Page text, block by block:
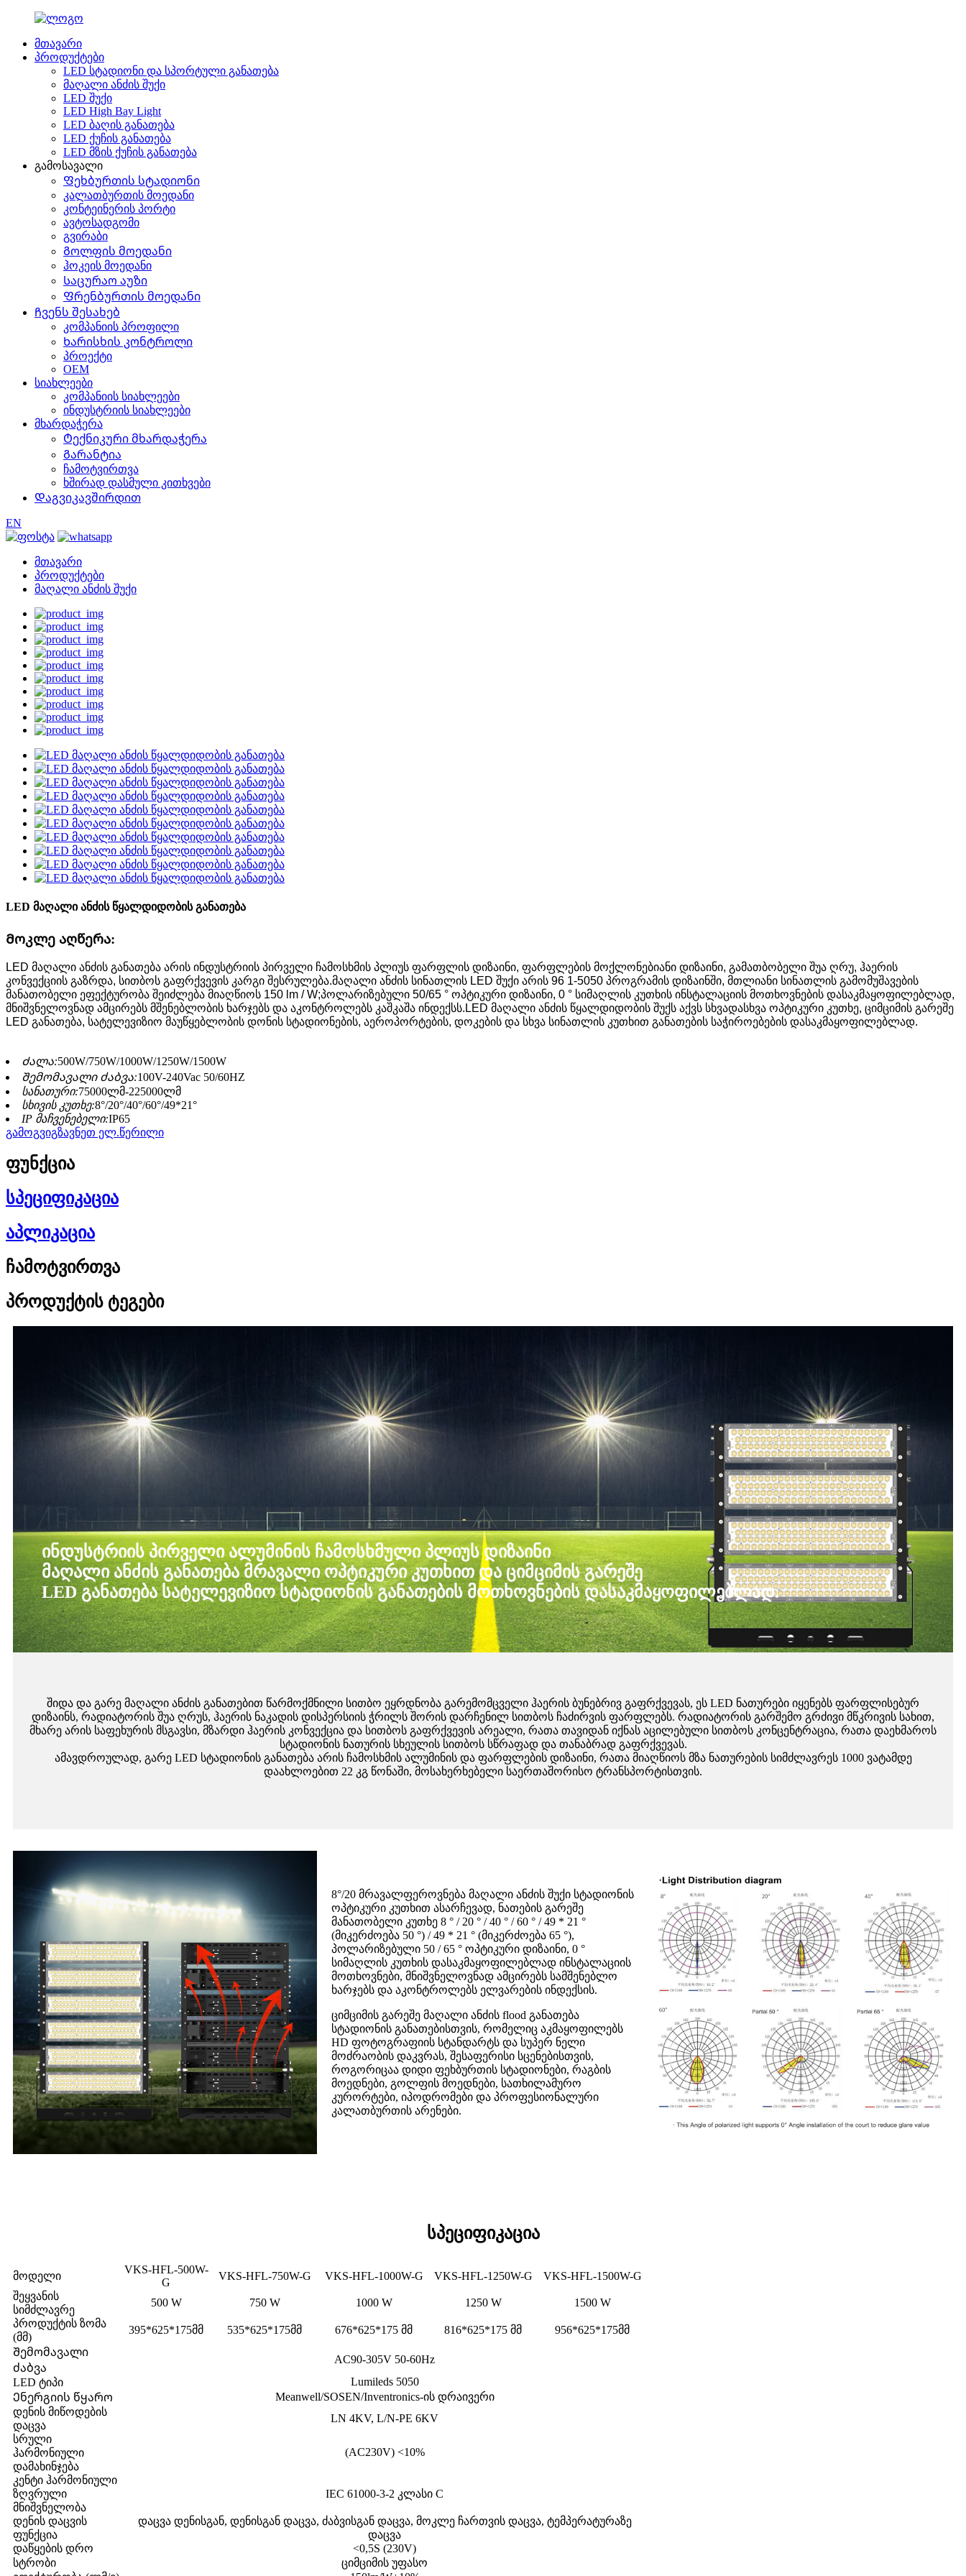
მთავარი
პროდუქტები
LED სტადიონი და სპორტული განათება
მაღალი ანძის შუქი
LED შუქი
LED High Bay Light
LED ბაღის განათება
LED ქუჩის განათება
LED მზის ქუჩის განათება
გამოსავალი
Ფეხბურთის სტადიონი
კალათბურთის მოედანი
კონტეინერის პორტი
ავტოსადგომი
გვირაბი
Გოლფის მოედანი
ჰოკეის მოედანი
Საცურაო აუზი
Ფრენბურთის მოედანი
Ჩვენს შესახებ
კომპანიის პროფილი
Ხარისხის კონტროლი
პროექტი
OEM
სიახლეები
კომპანიის სიახლეები
ინდუსტრიის სიახლეები
მხარდაჭერა
Ტექნიკური მხარდაჭერა
Გარანტია
ჩამოტვირთვა
ხშირად დასმული კითხვები
Დაგვიკავშირდით
EN
მთავარი
პროდუქტები
მაღალი ანძის შუქი
LED მაღალი ანძის წყალდიდობის განათება
Მოკლე აღწერა:
LED მაღალი ანძის განათება არის ინდუსტრიის პირველი ჩამოსხმის პლიუს ფარფლის დიზაინი, ფარფლების მოქლონებიანი დიზაინი, გამათბობელი შუა ღრუ, ჰაერის
კონვექციის გაზრდა, სითბოს გაფრქვევის კარგი შესრულება.მაღალი ანძის სინათლის LED შუქი არის 96 1-5050 პროგრამის დიზაინში, მთლიანი სინათლის გამომუშავების
მანათობელი ეფექტურობა შეიძლება მიაღწიოს 150 lm / W;პოლარიზებული 50/65 ° ოპტიკური დიზაინი, 0 ° სიმაღლის კუთხის ინსტალაციის მოთხოვნების დასაკმაყოფილებლად,
მნიშვნელოვნად ამცირებს მშენებლობის ხარჯებს და აკონტროლებს კაშკაშა ინდექსს.LED მაღალი ანძის წყალდიდობის შუქს აქვს სხვადასხვა ოპტიკური კუთხე, ციმციმის გარეშე
LED განათება, სატელევიზიო მაუწყებლობის დონის სტადიონების, აეროპორტების, დოკების და სხვა სინათლის კუთხით განათების საჭიროებების დასაკმაყოფილებლად.
Ძალა:500W/750W/1000W/1250W/1500W
Შემომავალი ძაბვა:100V-240Vac 50/60HZ
სანათური:75000ლმ-225000ლმ
სხივის კუთხე:8°/20°/40°/60°/49*21°
IP მაჩვენებელი:IP65
გამოგვიგზავნეთ ელ.წერილი
ფუნქცია
სპეციფიკაცია
აპლიკაცია
ჩამოტვირთვა
პროდუქტის ტეგები
ინდუსტრიის პირველი ალუმინის ჩამოსხმული პლიუს დიზაინი
მაღალი ანძის განათება მრავალი ოპტიკური კუთხით და ციმციმის გარეშე
LED განათება სატელევიზიო სტადიონის განათების მოთხოვნების დასაკმაყოფილებლად.
შიდა და გარე მაღალი ანძის განათებით წარმოქმნილი სითბო ეყრდნობა გარემომცველი ჰაერის ბუნებრივ გაფრქვევას, ეს LED ნათურები იყენებს ფარფლისებურ
დიზაინს, რადიატორის შუა ღრუს, ჰაერის ნაკადის დისპერსიის ჭრილს შორის დარჩენილ სითბოს ჩაძირვის ფარფლებს. რადიატორის გარშემო გრძივი მწკრივის სახით,
მხარე არის საფეხურის მსგავსი, მზარდი ჰაერის კონვექცია და სითბოს გაფრქვევის არეალი, რათა თავიდან იქნას აცილებული სითბოს კონცენტრაცია, რათა დაეხმაროს
სტადიონის ნათურის სხეულის სითბოს სწრაფად და თანაბრად გაფრქვევას.
ამავდროულად, გარე LED სტადიონის განათება არის ჩამოსხმის ალუმინის და ფარფლების დიზაინი, რათა მიაღწიოს მზა ნათურების სიმძლავრეს 1000 ვატამდე
დაახლოებით 22 კგ წონაში, მოსახერხებელი საერთაშორისო ტრანსპორტისთვის.
8°/20 მრავალფეროვნება მაღალი ანძის შუქი სტადიონის
ოპტიკური კუთხით ასარჩევად, ნათების გარეშე
მანათობელი კუთხე 8 ° / 20 ° / 40 ° / 60 ° / 49 * 21 °
(მიკერძოება 50 °) / 49 * 21 ° (მიკერძოება 65 °),
პოლარიზებული 50 / 65 ° ოპტიკური დიზაინი, 0 °
სიმაღლის კუთხის დასაკმაყოფილებლად ინსტალაციის
მოთხოვნები, მნიშვნელოვნად ამცირებს სამშენებლო
ხარჯებს და აკონტროლებს ელვარების ინდექსის.
ციმციმის გარეშე მაღალი ანძის flood განათება
სტადიონის განათებისთვის, რომელიც აკმაყოფილებს
HD ფოტოგრაფიის სტანდარტს და სუპერ ნელი
მოძრაობის დაკვრას, შესაფერისი სცენებისთვის,
როგორიცაა დიდი ფეხბურთის სტადიონები, რაგბის
მოედნები, გოლფის მოედნები, სათხილამურო
კურორტები, იპოდრომები და პროფესიონალური
კალათბურთის არენები.
სპეციფიკაცია
მოდელი
VKS-HFL-500W-
G
VKS-HFL-750W-G VKS-HFL-1000W-G VKS-HFL-1250W-G
VKS-HFL-1500W-G
შეყვანის
სიმძლავრე
500 W 750 W 1000 W 1250 W
1500 W
პროდუქტის ზომა
(მმ)
395*625*175მმ 535*625*175მმ 676*625*175 მმ 816*625*175 მმ
956*625*175მმ
Შემომავალი
ძაბვა
AC90-305V 50-60Hz
LED ტიპი
Lumileds 5050
Ენერგიის წყარო
Meanwell/SOSEN/Inventronics-ის დრაივერი
დენის მიწოდების
დაცვა
LN 4KV, L/N-PE 6KV
სრული
ჰარმონიული
დამახინჯება
(AC230V) <10%
კენტი ჰარმონიული
ზღვრული
მნიშვნელობა
IEC 61000-3-2 კლასი C
დენის დაცვის
ფუნქცია
დაცვა დენისგან, დენისგან დაცვა, ძაბვისგან დაცვა, მოკლე ჩართვის დაცვა, ტემპერატურაზე
დაცვა
დაწყების დრო
<0,5S (230V)
სტრობი
ციმციმის უფასო